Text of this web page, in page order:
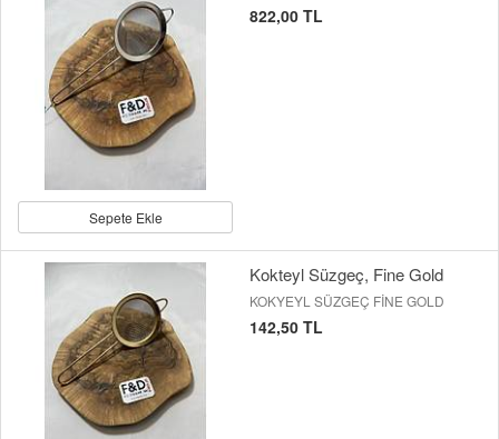
Sepete Ekle
822,00 TL
Kokteyl Süzgeç, Fine Gold
KOKYEYL SÜZGEÇ FİNE GOLD
142,50 TL